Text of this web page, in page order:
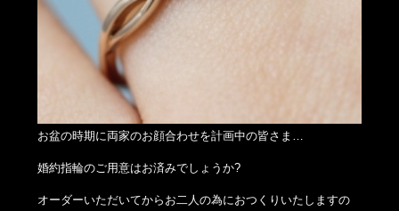
お盆の時期に両家のお顔合わせを計画中の皆さま…
婚約指輪のご用意はお済みでしょうか?
オーダーいただいてからお二人の為におつくりいたしますの